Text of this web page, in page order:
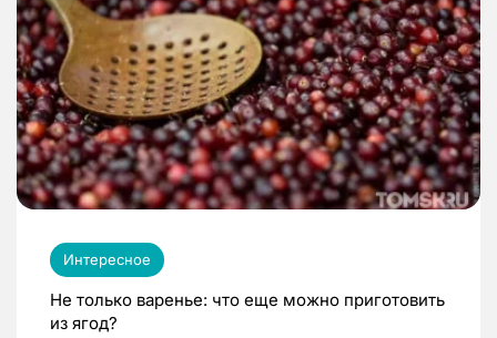
Интересное
Не только варенье: что еще можно приготовить
из ягод?